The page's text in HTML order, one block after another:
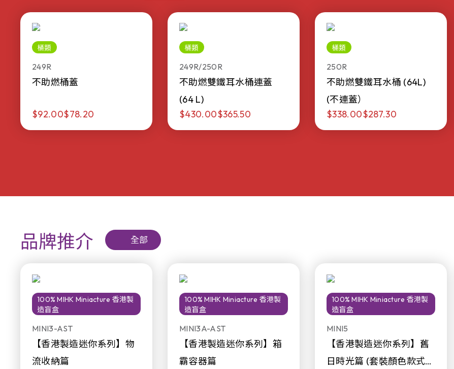
桶類
249R
不助燃桶蓋
$92.00$78.20
桶類
249R/250R
不助燃雙鐵耳水桶連蓋
(64 L)
$430.00$365.50
桶類
250R
不助燃雙鐵耳水桶 (64L)
(不連蓋）
$338.00$287.30
品牌推介 全部
100% MIHK Miniacture 香港製
造盲盒
MINI3-AST
【香港製造迷你系列】物
流收納篇
100% MIHK Miniacture 香港製
造盲盒
MINI3A-AST
【香港製造迷你系列】箱
霸容器篇
100% MIHK Miniacture 香港製
造盲盒
MINI5
【香港製造迷你系列】舊
日時光篇 (套裝顏色款式隨